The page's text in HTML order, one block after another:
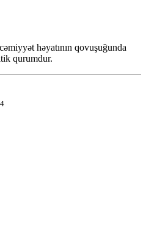
həyatının qovuşuğunda
qurumdur.